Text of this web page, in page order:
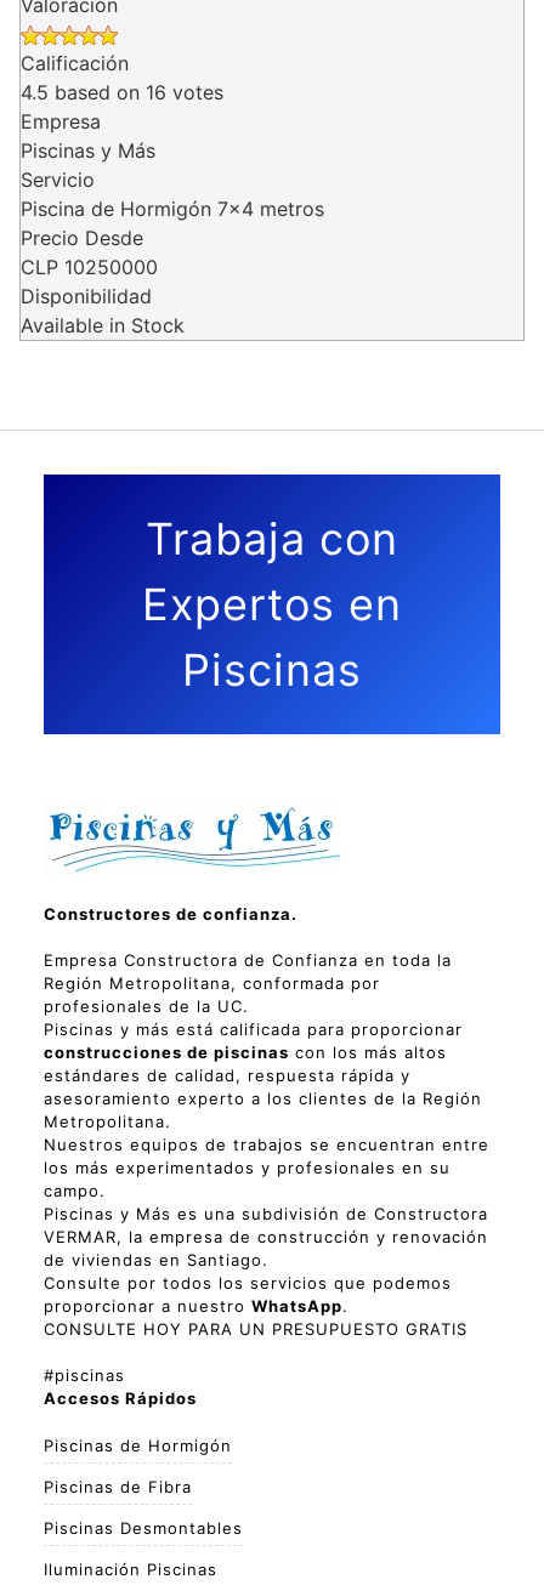
Calificación
4.5 based on 16 votes
Empresa
Piscinas y Más
Servicio
Piscina de Hormigón 7x4 metros
Precio Desde
CLP 10250000
Disponibilidad
Available in Stock
Trabaja con
Expertos en
Piscinas
Constructores de confianza.
Empresa Constructora de Confianza en toda la
Región Metropolitana, conformada por
profesionales de la UC.
Piscinas y más está calificada para proporcionar
construcciones de piscinas con los más altos
estándares de calidad, respuesta rápida y
asesoramiento experto a los clientes de la Región
Metropolitana.
Nuestros equipos de trabajos se encuentran entre
los más experimentados y profesionales en su
campo.
Piscinas y Más es una subdivisión de Constructora
VERMAR, la empresa de construcción y renovación
de viviendas en Santiago.
Consulte por todos los servicios que podemos
proporcionar a nuestro WhatsApp.
CONSULTE HOY PARA UN PRESUPUESTO GRATIS
#piscinas
Accesos Rápidos
Piscinas de Hormigón
Piscinas de Fibra
Piscinas Desmontables
Iluminación Piscinas